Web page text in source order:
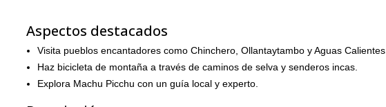
Aspectos destacados
Visita pueblos encantadores como Chinchero, Ollantaytambo y Aguas Calientes.
Haz bicicleta de montaña a través de caminos de selva y senderos incas.
Explora Machu Picchu con un guía local y experto.